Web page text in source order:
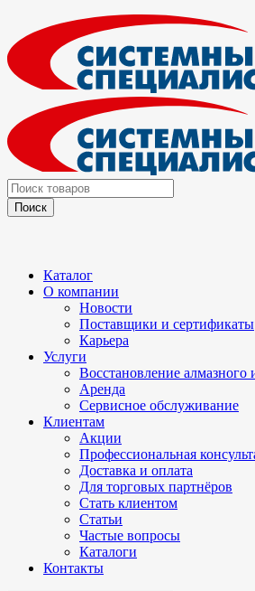
Каталог
О компании
Новости
Поставщики и сертификаты
Карьера
Услуги
Восстановление алмазного
Аренда
Сервисное обслуживание
Клиентам
Акции
Профессиональная
Доставка и оплата
Для торговых партнёров
Стать клиентом
Статьи
Частые вопросы
Каталоги
Контакты